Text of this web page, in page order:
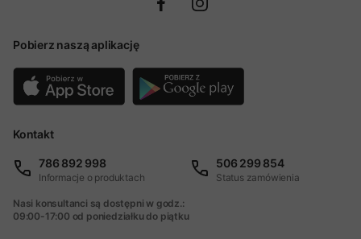
Pobierz naszą aplikację
Kontakt
786 892 998
Informacje o produktach
506 299 854
Status zamówienia
Nasi konsultanci są dostępni w godz.:
09:00-17:00 od poniedziałku do piątku